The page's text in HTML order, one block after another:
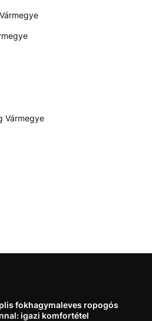
Vármegye
fokhagymaleves ropogós
igazi komfortétel